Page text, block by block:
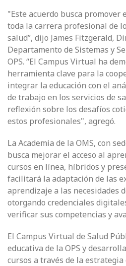
"Este acuerdo busca
toda la carrera profesional de
salud”, dijo James Fitzgerald,
Departamento de Sistemas y
OPS. “El Campus Virtual ha
herramienta clave para la
integrar la educación con el
de trabajo en los servicios de
reflexión sobre los desafíos
estos profesionales", agregó.
La Academia de la OMS, con
busca mejorar el acceso al
cursos en línea, híbridos y
facilitará la adaptación de las
aprendizaje a las necesidades
otorgando credenciales
verificar sus competencias y
El Campus Virtual de Salud
educativa de la OPS y
cursos a través de la estrategia